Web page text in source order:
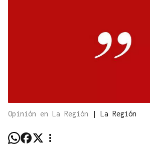
Opinión en La Región | La Región